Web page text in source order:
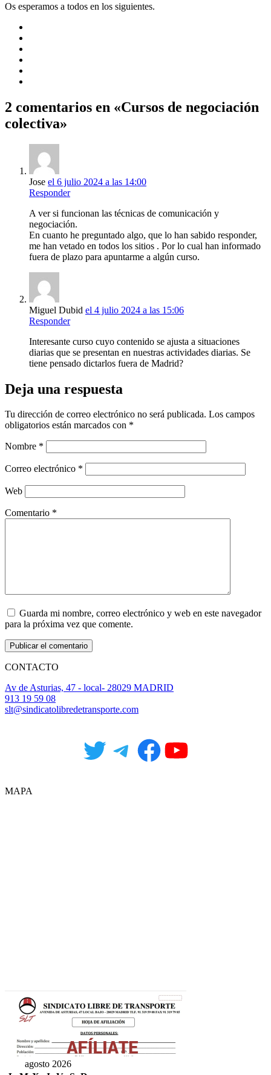
Os esperamos a todos en los siguientes.
2 comentarios en «Cursos de negociación
colectiva»
Jose el 6 julio 2024 a las 14:00
Responder
A ver si funcionan las técnicas de comunicación y
negociación.
En cuanto he preguntado algo, que lo han sabido responder,
me han vetado en todos los sitios . Por lo cual han informado
fuera de plazo para apuntarme a algún curso.
Miguel Dubid el 4 julio 2024 a las 15:06
Responder
Interesante curso cuyo contenido se ajusta a situaciones
diarias que se presentan en nuestras actividades diarias. Se
tiene pensado dictarlos fuera de Madrid?
Deja una respuesta
Tu dirección de correo electrónico no será publicada. Los campos
obligatorios están marcados con *
Nombre *
Correo electrónico *
Web
Comentario *
Guarda mi nombre, correo electrónico y web en este navegador
para la próxima vez que comente.
CONTACTO
Av de Asturias, 47 - local- 28029 MADRID
913 19 59 08
slt@sindicatolibredetransporte.com
TwitterTelegram
Facebook
YouTube
MAPA
agosto 2026